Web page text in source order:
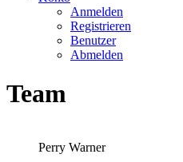
Anmelden
Registrieren
Benutzer
Abmelden
Team
Perry Warner